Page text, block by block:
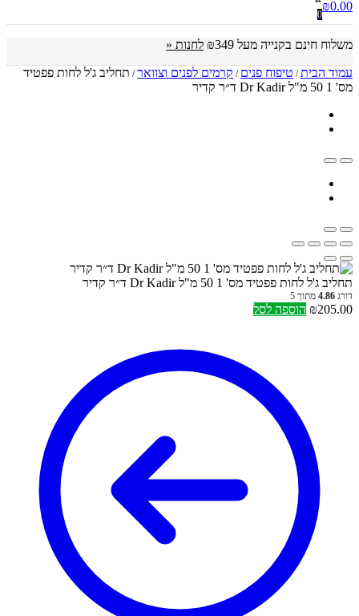
₪0.00
0
משלוח חינם בקנייה מעל ₪349 לחנות «
עמוד הבית/ טיפוח פנים / קרמים לפנים וצוואר/ תחליב ג'ל לחות פפטיד
מס' 1 50 מ"ל Dr Kadir ד״ר קדיר
תחליב ג'ל לחות פפטיד מס' 1 50 מ"ל Dr Kadir ד״ר קדיר
דורג 4.86 מתוך 5
₪205.00 הוספה לסל